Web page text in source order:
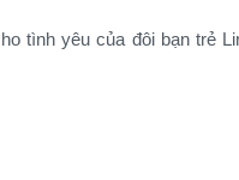
tình yêu của đôi bạn trẻ